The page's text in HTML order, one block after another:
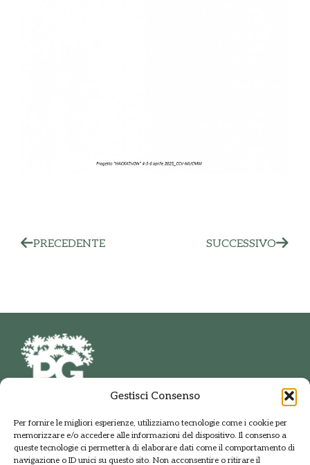
Gestisci Consenso
Per fornire le migliori esperienze, utilizziamo tecnologie come i cookie per
memorizzare e/o accedere alle informazioni del dispositivo. Il consenso a
queste tecnologie ci permetterà di elaborare dati come il comportamento di
navigazione o ID unici su questo sito. Non acconsentire o ritirare il
PRECEDENTE SUCCESSIVO
PARCO DELLE GROANE
E DELLA BRUGHIERA BRIANTEA
Via della Polveriera, 2
20033 Solaro Milano